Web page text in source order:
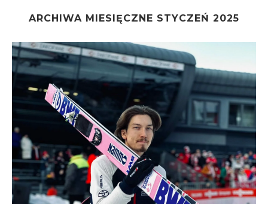
ARCHIWA MIESIĘCZNE STYCZEŃ 2025